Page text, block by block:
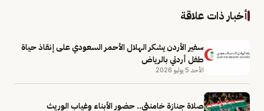
أخبار ذات علاقة
سفير الأردن يشكر الهلال الأحمر السعودي على إنقاذ حياة
طفل أردني بالرياض
الأحد 5 يوليو 2026
صلاة جنازة خامنئي.. حضور الأبناء وغياب الوريث